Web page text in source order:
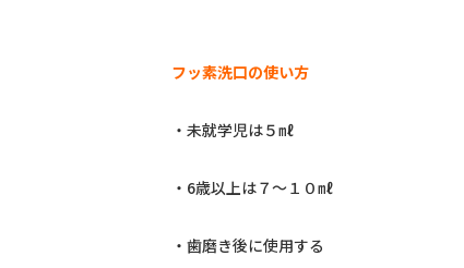
フッ素洗口の使い方
・未就学児は５㎖
・6歳以上は７～１０㎖
・歯磨き後に使用する